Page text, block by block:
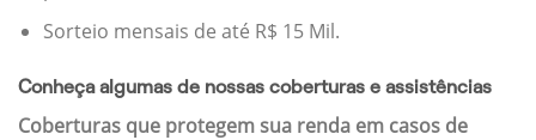
Sorteio mensais de até R$ 15 Mil.
Conheça algumas de nossas coberturas e assistências
Coberturas que protegem sua renda em casos de